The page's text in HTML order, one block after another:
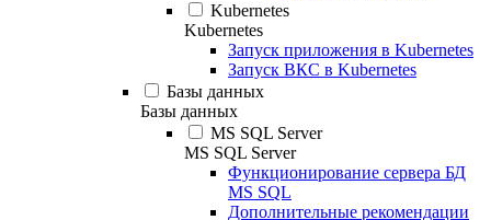
Kubernetes
Kubernetes
Запуск приложения в Kubernetes
Запуск ВКС в Kubernetes
Базы данных
Базы данных
MS SQL Server
MS SQL Server
Функционирование сервера БД
MS SQL
Дополнительные рекомендации